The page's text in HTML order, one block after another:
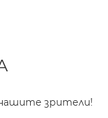
зрители!